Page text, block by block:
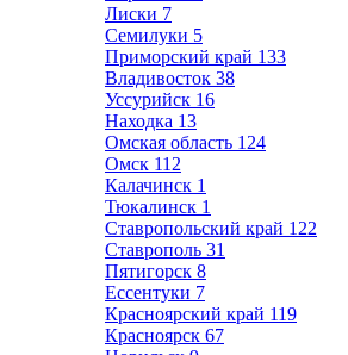
Лиски 7
Семилуки 5
Приморский край 133
Владивосток 38
Уссурийск 16
Находка 13
Омская область 124
Омск 112
Калачинск 1
Тюкалинск 1
Ставропольский край 122
Ставрополь 31
Пятигорск 8
Ессентуки 7
Красноярский край 119
Красноярск 67